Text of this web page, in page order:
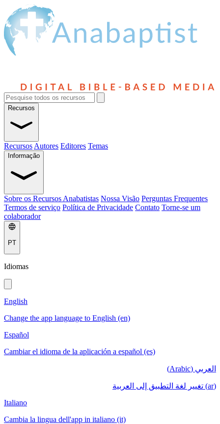
Recursos
Recursos Autores Editores Temas
Informação
Sobre os Recursos Anabatistas Nossa Visão Perguntas Frequentes
Termos de serviço Política de Privacidade Contato Torne-se um
colaborador
PT
Idiomas
English
Change the app language to English (en)
Español
Cambiar el idioma de la aplicación a español (es)
العربي (Arabic)
(ar) تغيير لغة التطبيق إلى العربية
Italiano
Cambia la lingua dell'app in italiano (it)